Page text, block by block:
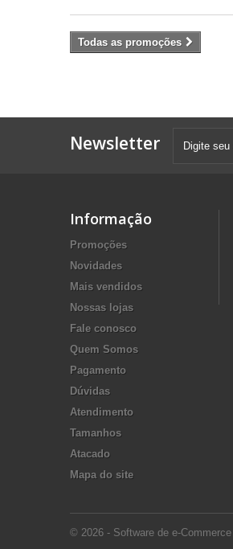
Todas as promoções
Newsletter
Informação
Promoções
Novidades
Mais vendidos
Nossas lojas
Fale conosco
Quem Somos
Pagamento
Dúvidas
Atendimento
Tamanhos
Atacado
Mapa do site
© 2026 - Software de e-